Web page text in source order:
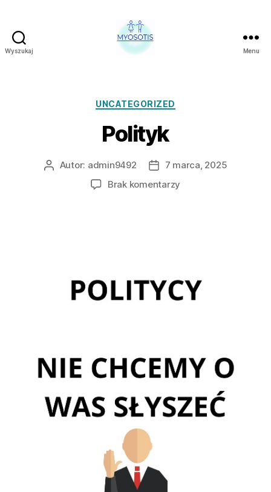
Wyszukaj
CZŁOWIEKA
POLSCE
MYOSOTIS
Menu
Kategorie
UNCATEGORIZED
Polityk
AutorAutor: admin9492
Data
wpisu
7 marca, 2025
Brak komentarzy